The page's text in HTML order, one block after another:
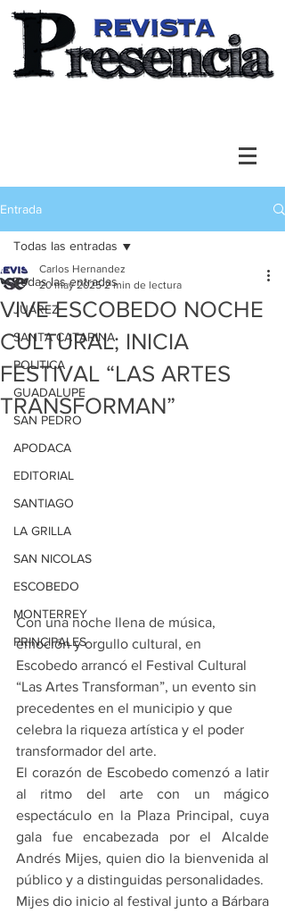
Entrada
Todas las entradas
JUAREZ
SANTA CATARINA
POLITICA
GUADALUPE
SAN PEDRO
APODACA
EDITORIAL
SANTIAGO
LA GRILLA
SAN NICOLAS
ESCOBEDO
MONTERREY
PRINCIPALES
Todas las entradas
VIVE ESCOBEDO NOCHE
CULTURAL; INICIA
FESTIVAL “LAS ARTES
TRANSFORMAN”
Carlos Hernandez
20 may 2025 2 min de lectura
Con una noche llena de música,
emoción y orgullo cultural, en
Escobedo arrancó el Festival Cultural
“Las Artes Transforman”, un evento sin
precedentes en el municipio y que
celebra la riqueza artística y el poder
transformador del arte.
El corazón de Escobedo comenzó a latir
al ritmo del arte con un mágico
espectáculo en la Plaza Principal, cuya
gala fue encabezada por el Alcalde
Andrés Mijes, quien dio la bienvenida al
público y a distinguidas personalidades.
Mijes dio inicio al festival junto a Bárbara